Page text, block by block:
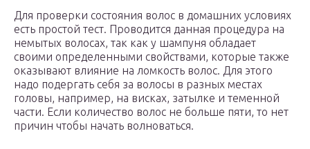
Для проверки состояния волос в домашних условиях
есть простой тест. Проводится данная процедура на
немытых волосах, так как у шампуня обладает
своими определенными свойствами, которые также
оказывают влияние на ломкость волос. Для этого
надо подергать себя за волосы в разных местах
головы, например, на висках, затылке и теменной
части. Если количество волос не больше пяти, то нет
причин чтобы начать волноваться.